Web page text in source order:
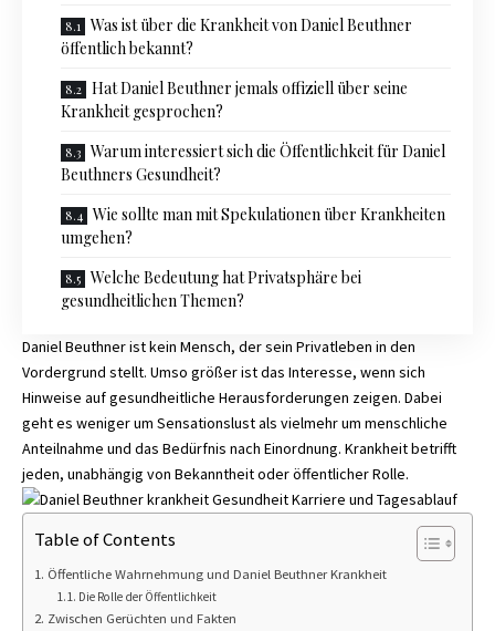
Was ist über die Krankheit von Daniel Beuthner
öffentlich bekannt?
Hat Daniel Beuthner jemals offiziell über seine
Krankheit gesprochen?
Warum interessiert sich die Öffentlichkeit für Daniel
Beuthners Gesundheit?
Wie sollte man mit Spekulationen über Krankheiten
umgehen?
Welche Bedeutung hat Privatsphäre bei
gesundheitlichen Themen?
Daniel Beuthner ist kein Mensch, der sein Privatleben in den
Vordergrund stellt. Umso größer ist das Interesse, wenn sich
Hinweise auf gesundheitliche Herausforderungen zeigen. Dabei
geht es weniger um Sensationslust als vielmehr um menschliche
Anteilnahme und das Bedürfnis nach Einordnung. Krankheit betrifft
jeden, unabhängig von Bekanntheit oder öffentlicher Rolle.
Table of Contents
Öffentliche Wahrnehmung und Daniel Beuthner Krankheit
Die Rolle der Öffentlichkeit
Zwischen Gerüchten und Fakten